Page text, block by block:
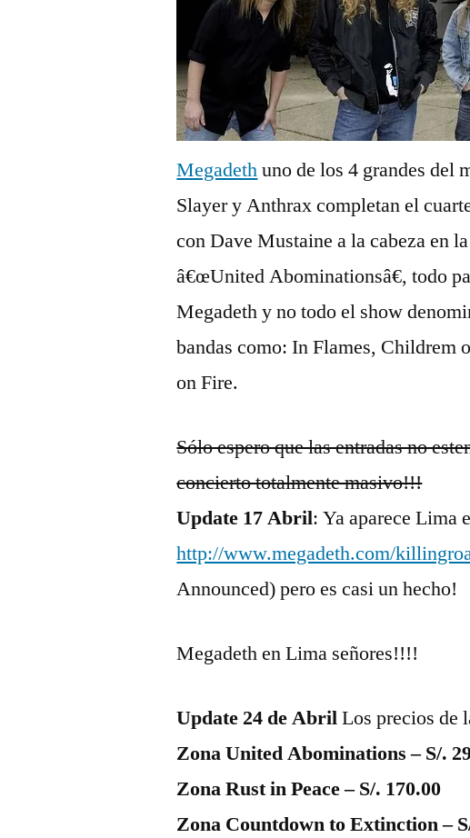
Megadethuno de los 4 grandes del
Slayer y Anthrax completan el
con Dave Mustaine a la cabeza en
â€œUnited Abominationsâ€, todo
Megadeth y no todo el show
bandas como: In Flames,
on Fire.
Sólo espero que las entradas no
concierto totalmente masivo!!!
Update 17 Abril: Ya aparece Lima
http://www.megadeth.com/
Announced) pero es casi un hecho!
Megadeth en Lima señores!!!!
Update 24 de AbrilLos precios de
Zona United Abominations – S/.
Zona Rust in Peace – S/. 170.00
Zona Countdown to Extinction –